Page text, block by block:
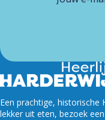
Een prachtige, historische
lekker uit eten, bezoek